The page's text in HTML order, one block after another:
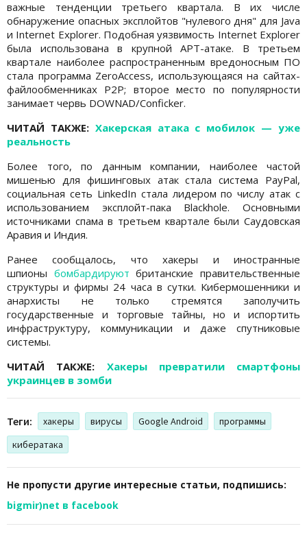
важные тенденции третьего квартала. В их числе
обнаружение опасных эксплойтов "нулевого дня" для Java
и Internet Explorer. Подобная уязвимость Internet Explorer
была использована в крупной APT-атаке. В третьем
квартале наиболее распространенным вредоносным ПО
стала программа ZeroAccess, использующаяся на сайтах-
файлообменниках P2P; второе место по популярности
занимает червь DOWNAD/Conficker.
ЧИТАЙ ТАКЖЕ: Хакерская атака с мобилок — уже
реальность
Более того, по данным компании, наиболее частой
мишенью для фишинговых атак стала система PayPal,
социальная сеть LinkedIn стала лидером по числу атак с
использованием эксплойт-пака Blackhole. Основными
источниками спама в третьем квартале были Саудовская
Аравия и Индия.
Ранее сообщалось, что хакеры и иностранные
шпионы бомбардируют британские правительственные
структуры и фирмы 24 часа в сутки. Кибермошенники и
анархисты не только стремятся заполучить
государственные и торговые тайны, но и испортить
инфраструктуру, коммуникации и даже спутниковые
системы.
ЧИТАЙ ТАКЖЕ: Хакеры превратили смартфоны
украинцев в зомби
Теги: хакеры вирусы Google Android
программы
кибератака
Не пропусти другие интересные статьи, подпишись:
bigmir)net в facebook